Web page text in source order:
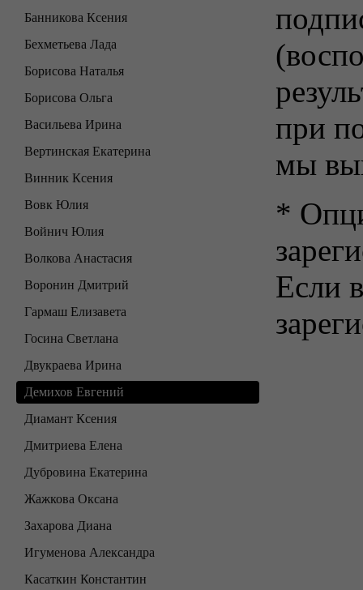
Банникова Ксения
Бехметьева Лада
Борисова Наталья
Борисова Ольга
Васильева Ирина
Вертинская Екатерина
Винник Ксения
Вовк Юлия
Войнич Юлия
Волкова Анастасия
Воронин Дмитрий
Гармаш Елизавета
Госина Светлана
Двукраева Ирина
Демихов Евгений
Диамант Ксения
Дмитриева Елена
Дубровина Екатерина
Жажкова Оксана
Захарова Диана
Игуменова Александра
Касаткин Константин
при
мы
*
Если